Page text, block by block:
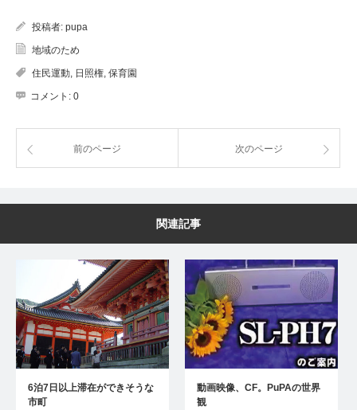
投稿者: pupa
地域のため
住民運動, 日照権, 保育園
コメント: 0
前のページ 次のページ
関連記事
6泊7日以上滞在ができそうな
市町
動画映像、CF。PuPAの世界
観